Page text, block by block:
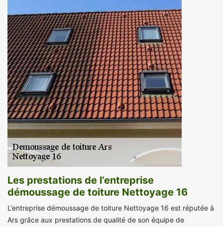
Les prestations de l’entreprise
démoussage de toiture Nettoyage 16
L’entreprise démoussage de toiture Nettoyage 16 est réputée à
Ars grâce aux prestations de qualité de son équipe de